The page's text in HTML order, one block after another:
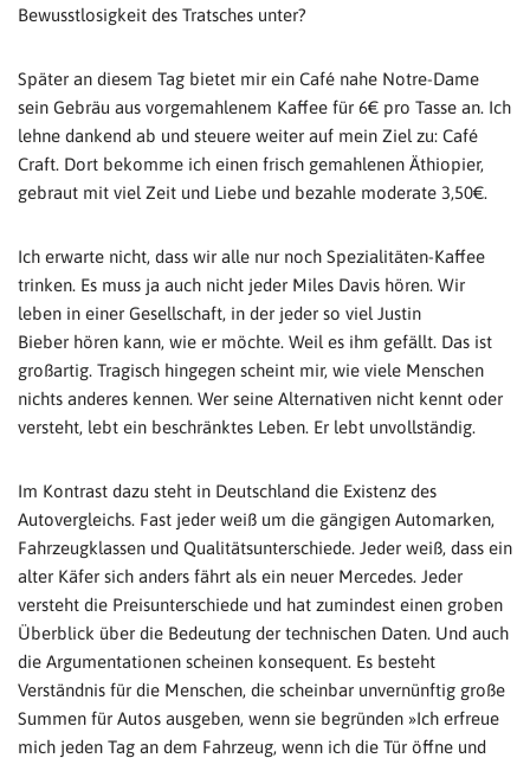
Bewusstlosigkeit des Tratsches unter?
Später an diesem Tag bietet mir ein Café nahe Notre-Dame
sein Gebräu aus vorgemahlenem Kaffee für 6€ pro Tasse an. Ich
lehne dankend ab und steuere weiter auf mein Ziel zu: Café
Craft. Dort bekomme ich einen frisch gemahlenen Äthiopier,
gebraut mit viel Zeit und Liebe und bezahle moderate 3,50€.
Ich erwarte nicht, dass wir alle nur noch Spezialitäten-Kaffee
trinken. Es muss ja auch nicht jeder Miles Davis hören. Wir
leben in einer Gesellschaft, in der jeder so viel Justin
Bieber hören kann, wie er möchte. Weil es ihm gefällt. Das ist
großartig. Tragisch hingegen scheint mir, wie viele Menschen
nichts anderes kennen. Wer seine Alternativen nicht kennt oder
versteht, lebt ein beschränktes Leben. Er lebt unvollständig.
Im Kontrast dazu steht in Deutschland die Existenz des
Autovergleichs. Fast jeder weiß um die gängigen Automarken,
Fahrzeugklassen und Qualitätsunterschiede. Jeder weiß, dass ein
alter Käfer sich anders fährt als ein neuer Mercedes. Jeder
versteht die Preisunterschiede und hat zumindest einen groben
Überblick über die Bedeutung der technischen Daten. Und auch
die Argumentationen scheinen konsequent. Es besteht
Verständnis für die Menschen, die scheinbar unvernünftig große
Summen für Autos ausgeben, wenn sie begründen »Ich erfreue
mich jeden Tag an dem Fahrzeug, wenn ich die Tür öffne und